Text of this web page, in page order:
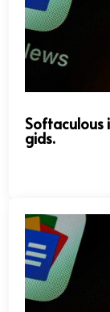
Softaculous
gids.​